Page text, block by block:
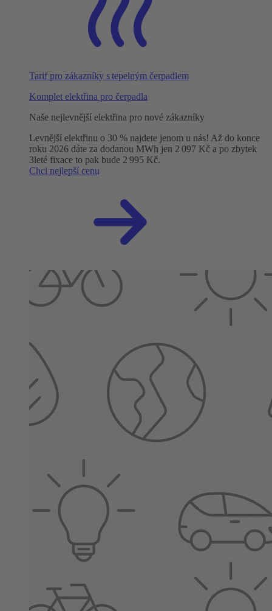
Tarif pro zákazníky s tepelným čerpadlem
Komplet elektřina pro čerpadla
Naše nejlevnější elektřina pro nové zákazníky
Levnější elektřinu o 30 % najdete jenom u nás! Až do konce
roku 2026 dáte za dodanou MWh jen 2 097 Kč a po zbytek
3leté fixace to pak bude 2 995 Kč.
Chci nejlepší cenu